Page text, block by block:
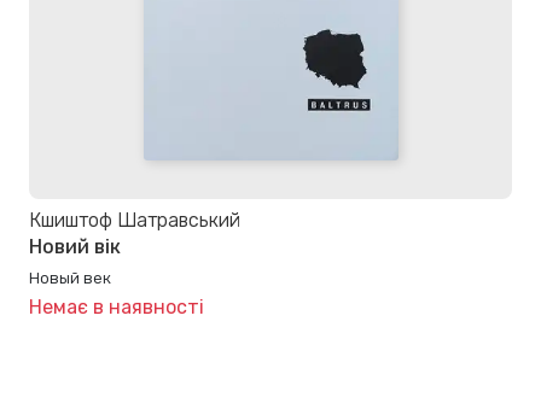
Кшиштоф Шатравський
Новий вік
Новый век
Немає в наявності